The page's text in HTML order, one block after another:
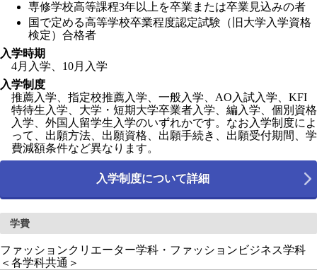
専修学校高等課程3年以上を卒業または卒業見込みの者
国で定める高等学校卒業程度認定試験（旧大学入学資格
検定）合格者
入学時期
4月入学、10月入学
入学制度
推薦入学、指定校推薦入学、一般入学、AO入試入学、KFI
特待生入学、大学・短期大学卒業者入学、編入学、個別資格
入学、外国人留学生入学のいずれかです。なお入学制度によ
って、出願方法、出願資格、出願手続き、出願受付期間、学
費減額条件など異なります。
入学制度について詳細
学費
ファッションクリエーター学科 ・ ファッションビジネス学科
＜各学科共通＞